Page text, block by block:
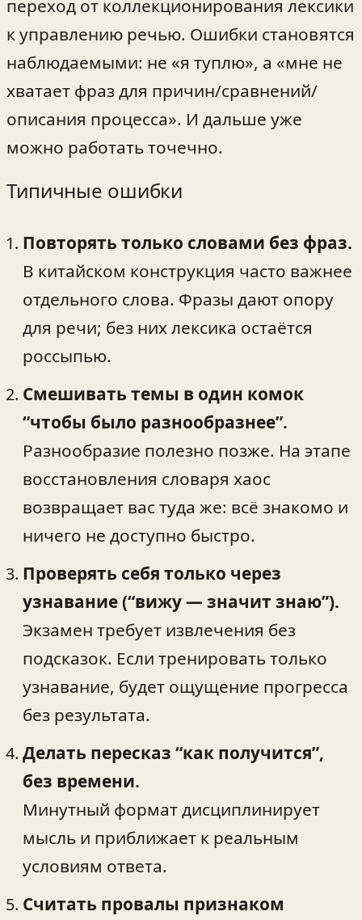
переход от коллекционирования лексики
к управлению речью. Ошибки становятся
наблюдаемыми: не «я туплю», а «мне не
хватает фраз для причин/сравнений/
описания процесса». И дальше уже
можно работать точечно.
Типичные ошибки
Повторять только словами без фраз.
В китайском конструкция часто важнее
отдельного слова. Фразы дают опору
для речи; без них лексика остаётся
россыпью.
Смешивать темы в один комок
“чтобы было разнообразнее”.
Разнообразие полезно позже. На этапе
восстановления словаря хаос
возвращает вас туда же: всё знакомо и
ничего не доступно быстро.
Проверять себя только через
узнавание (“вижу — значит знаю”).
Экзамен требует извлечения без
подсказок. Если тренировать только
узнавание, будет ощущение прогресса
без результата.
Делать пересказ “как получится”,
без времени.
Минутный формат дисциплинирует
мысль и приближает к реальным
условиям ответа.
Считать провалы признаком